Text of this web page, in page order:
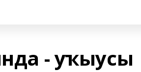
- уҡыусы